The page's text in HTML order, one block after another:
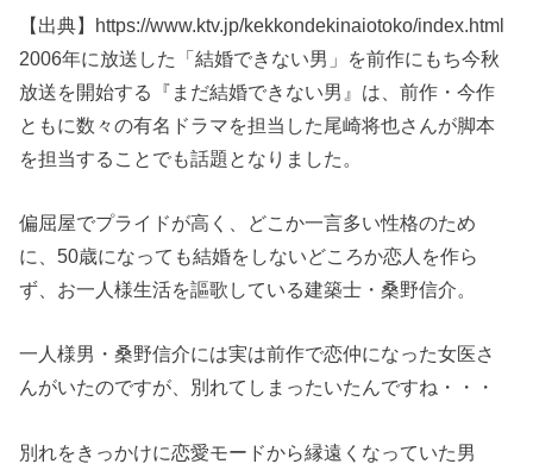
【出典】https://www.ktv.jp/kekkondekinaiotoko/index.html
2006年に放送した「結婚できない男」を前作にもち今秋
放送を開始する『まだ結婚できない男』は、前作・今作
ともに数々の有名ドラマを担当した尾崎将也さんが脚本
を担当することでも話題となりました。
偏屈屋でプライドが高く、どこか一言多い性格のため
に、50歳になっても結婚をしないどころか恋人を作ら
ず、お一人様生活を謳歌している建築士・桑野信介。
一人様男・桑野信介には実は前作で恋仲になった女医さ
んがいたのですが、別れてしまったいたんですね・・・
別れをきっかけに恋愛モードから縁遠くなっていた男